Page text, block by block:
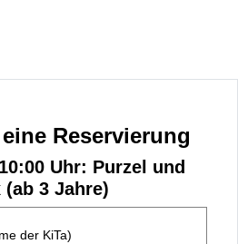
Reservierung
Uhr: Purzel und
(ab 3 Jahre)
der KiTa)